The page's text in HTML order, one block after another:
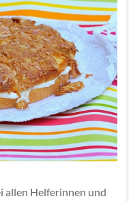
allen Helferinnen und